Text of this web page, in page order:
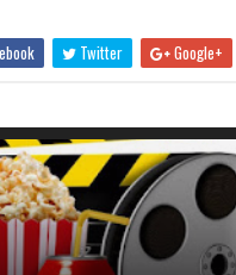
Twitter Google+